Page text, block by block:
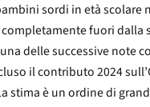
sordi in età scolare
fuori dalla
delle successive note
il contributo 2024
stima è un ordine di